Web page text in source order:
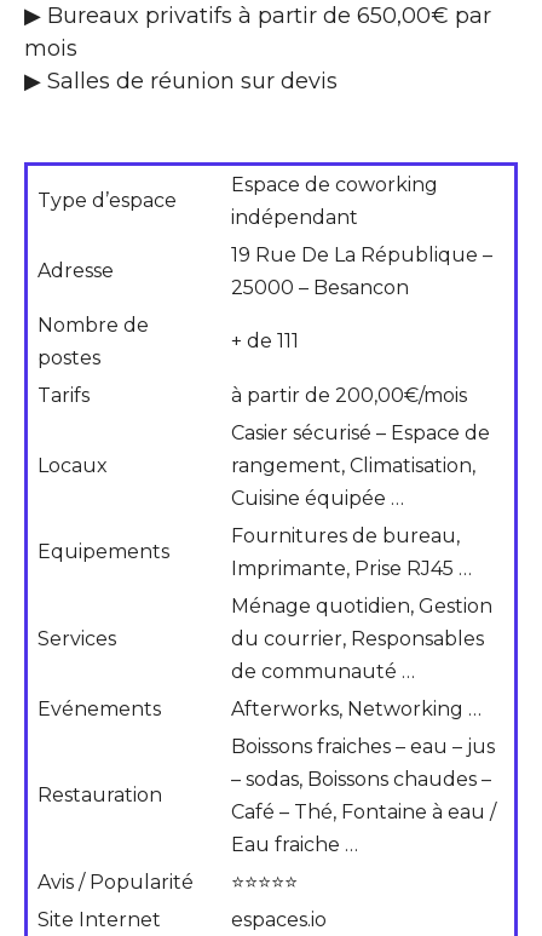
▶ Bureaux privatifs à partir de 650,00€ par
mois
▶ Salles de réunion sur devis
Type d’espace
Espace de coworking
indépendant
Adresse
19 Rue De La République –
25000 – Besancon
Nombre de
postes
+ de 111
Tarifs à partir de 200,00€/mois
Locaux
Casier sécurisé – Espace de
rangement, Climatisation,
Cuisine équipée …
Equipements
Fournitures de bureau,
Imprimante, Prise RJ45 …
Services
Ménage quotidien, Gestion
du courrier, Responsables
de communauté …
Evénements
Afterworks, Networking …
Restauration
Boissons fraiches – eau – jus
– sodas, Boissons chaudes –
Café – Thé, Fontaine à eau /
Eau fraiche …
Avis / Popularité
⭐⭐⭐⭐⭐
Site Internet
espaces.io